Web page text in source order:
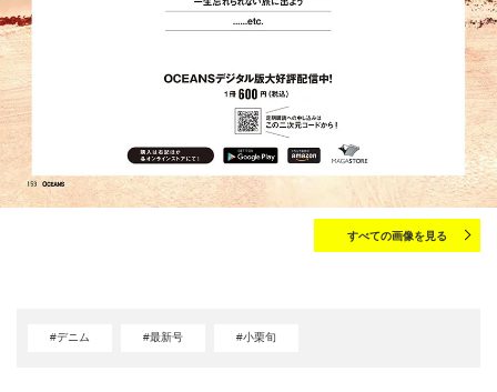
すべての画像を見る
#デニム #最新号 #小栗旬